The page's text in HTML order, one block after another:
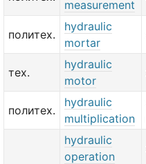
measurement
политех.
hydraulic
mortar
тех.
hydraulic
motor
политех.
hydraulic
multiplication
hydraulic
operation